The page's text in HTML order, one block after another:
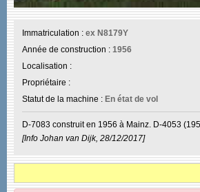
Immatriculation : ex N8179Y
Année de construction : 1956
Localisation :
Propriétaire :
Statut de la machine : En état de vol
D-7083 construit en 1956 à Mainz. D-4053
[Info Johan van Dijk, 28/12/2017]